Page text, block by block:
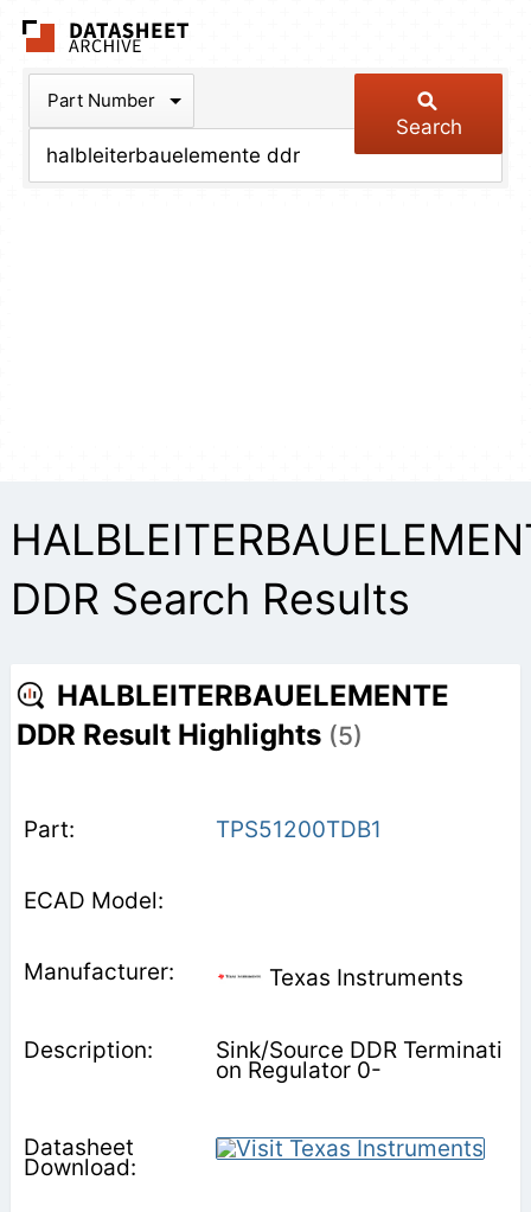
Part Number
Search
DDR Search Results
HALBLEITERBAUELEMENTE
DDR Result Highlights (5)
TPS51200TDB1
Texas Instruments
Sink/Source DDR Terminati
on Regulator 0-